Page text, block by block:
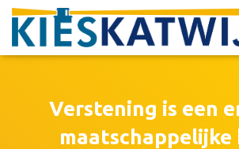
Verstening is een
maatschappelijke